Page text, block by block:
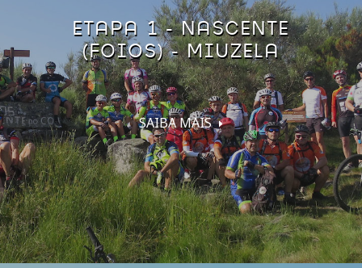
ETAPA 1 - NASCENTE
(FOIOS) - MIUZELA
SAIBA MAIS